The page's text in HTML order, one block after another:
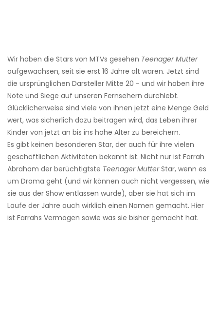
Wir haben die Stars von MTVs gesehen Teenager Mutter
aufgewachsen, seit sie erst 16 Jahre alt waren. Jetzt sind
die ursprünglichen Darsteller Mitte 20 - und wir haben ihre
Nöte und Siege auf unseren Fernsehern durchlebt.
Glücklicherweise sind viele von ihnen jetzt eine Menge Geld
wert, was sicherlich dazu beitragen wird, das Leben ihrer
Kinder von jetzt an bis ins hohe Alter zu bereichern.
Es gibt keinen besonderen Star, der auch für ihre vielen
geschäftlichen Aktivitäten bekannt ist. Nicht nur ist Farrah
Abraham der berüchtigtste Teenager MutterStar, wenn es
um Drama geht (und wir können auch nicht vergessen, wie
sie aus der Show entlassen wurde), aber sie hat sich im
Laufe der Jahre auch wirklich einen Namen gemacht. Hier
ist Farrahs Vermögen sowie was sie bisher gemacht hat.